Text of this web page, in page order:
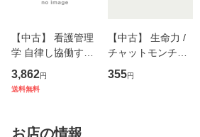
【中古】 看護管理
学 自律し協働する
専門職の看護マネ
ジメントスキル 改
恵 藤本幸三 / 南江
3,862円
送料無料
【中古】 生命力 /
チャットモンチー /
キューンレコード
[CD]【メール便送
355円
お店の情報